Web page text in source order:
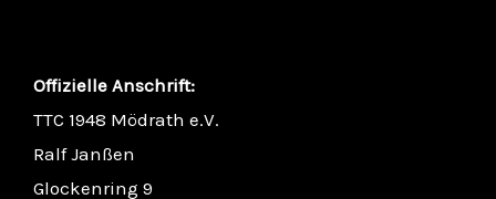
Offizielle Anschrift:
TTC 1948 Mödrath e.V.
Ralf Janßen
Glockenring 9